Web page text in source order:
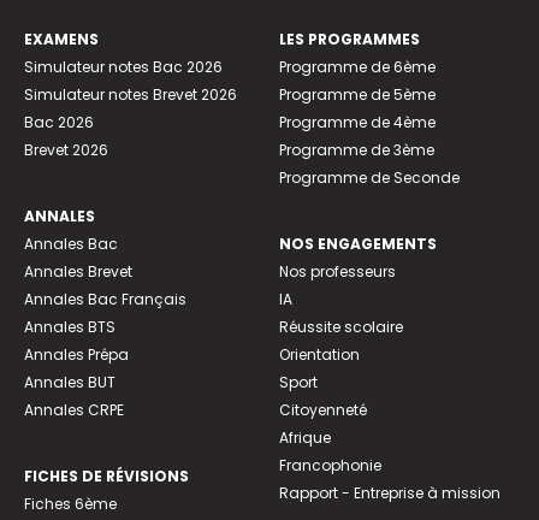
EXAMENS
Simulateur notes Bac 2026
Simulateur notes Brevet 2026
Bac 2026
Brevet 2026
ANNALES
Annales Bac
Annales Brevet
Annales Bac Français
Annales BTS
Annales Prépa
Annales BUT
Annales CRPE
FICHES DE RÉVISIONS
Fiches 6ème
LES PROGRAMMES
Programme de 6ème
Programme de 5ème
Programme de 4ème
Programme de 3ème
Programme de Seconde
NOS ENGAGEMENTS
Nos professeurs
IA
Réussite scolaire
Orientation
Sport
Citoyenneté
Afrique
Francophonie
Rapport - Entreprise à mission